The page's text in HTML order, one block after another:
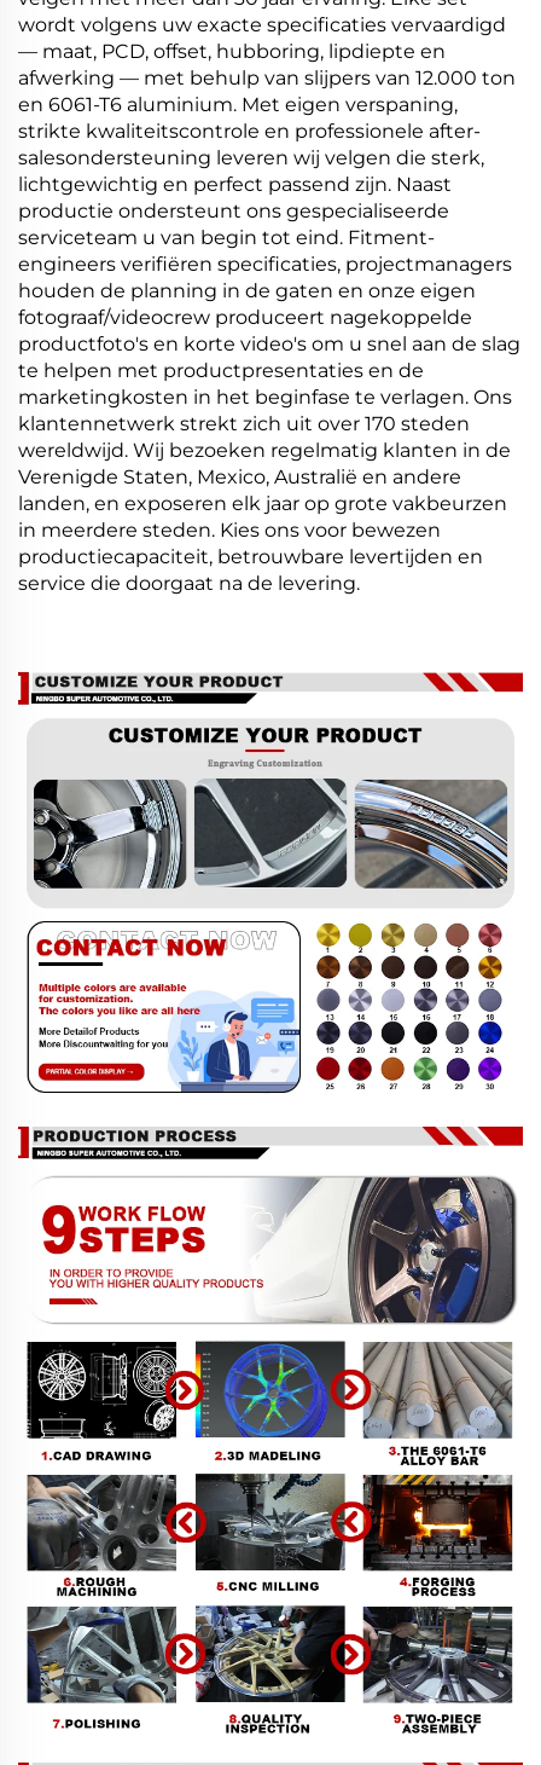
wordt volgens uw exacte specificaties vervaardigd
— maat, PCD, offset, hubboring, lipdiepte en
afwerking — met behulp van slijpers van 12.000 ton
en 6061-T6 aluminium. Met eigen verspaning,
strikte kwaliteitscontrole en professionele after-
salesondersteuning leveren wij velgen die sterk,
lichtgewichtig en perfect passend zijn. Naast
productie ondersteunt ons gespecialiseerde
serviceteam u van begin tot eind. Fitment-
engineers verifiëren specificaties, projectmanagers
houden de planning in de gaten en onze eigen
fotograaf/videocrew produceert nagekoppelde
productfoto's en korte video's om u snel aan de slag
te helpen met productpresentaties en de
marketingkosten in het beginfase te verlagen. Ons
klantennetwerk strekt zich uit over 170 steden
wereldwijd. Wij bezoeken regelmatig klanten in de
Verenigde Staten, Mexico, Australië en andere
landen, en exposeren elk jaar op grote vakbeurzen
in meerdere steden. Kies ons voor bewezen
productiecapaciteit, betrouwbare levertijden en
service die doorgaat na de levering.